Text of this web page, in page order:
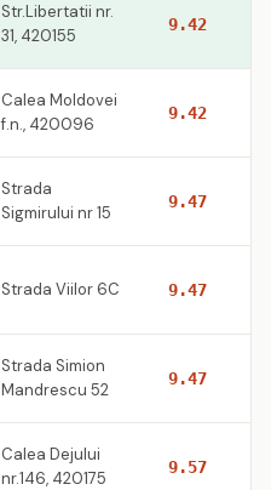
Str.Libertatii nr.
31, 420155
9.42
Calea Moldovei
f.n., 420096
9.42
Strada
Sigmirului nr 15
9.47
Strada Viilor 6C 9.47
Strada Simion
Mandrescu 52
9.47
Calea Dejului
nr.146, 420175
9.57